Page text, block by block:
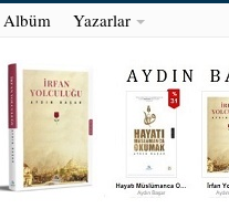
Albüm Yazarlar